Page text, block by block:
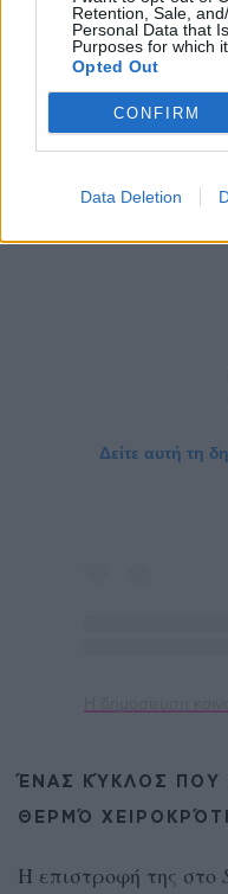
Retention, Sale,
Personal Data that
Purposes for which
Opted Out
CONFIRM
Data Deletion
κατάμεστα μαγαζιά.
θεωρείται μία από
εκπροσώπους της
λαϊκού τραγουδιού.
Δείτε αυτή τη
ΈΝΑΣ ΚΎΚΛΟΣ ΠΟΥ
ΘΕΡΜΌ
Η επιστροφή της στο